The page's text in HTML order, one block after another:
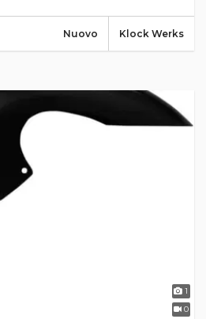
Klock Werks
Nuovo
1
0